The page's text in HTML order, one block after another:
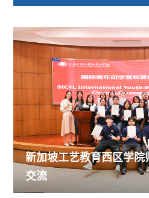
新加坡工艺教育西区学院
交流